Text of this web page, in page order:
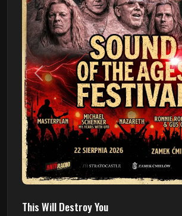
Poprzedni
This Will Destroy You